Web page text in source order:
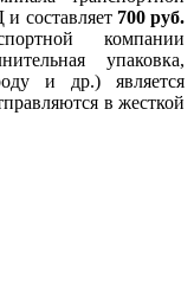
составляет 700 руб.
компании
упаковка,
и др.) является
в жесткой